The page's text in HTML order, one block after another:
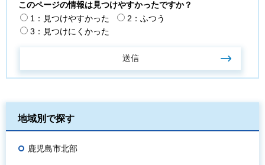
このページの情報は見つけやすかったですか？
1：見つけやすかった
2：ふつう
3：見つけにくかった
地域別で探す
鹿児島市北部